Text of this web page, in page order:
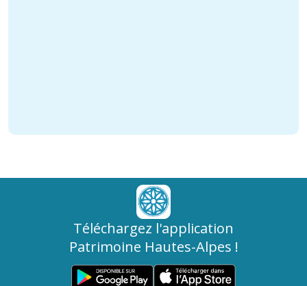
Téléchargez l'application
Patrimoine Hautes-Alpes !